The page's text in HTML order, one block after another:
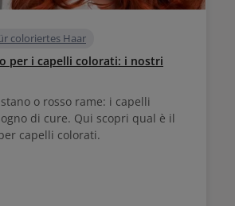
coloriertes Haar
per i capelli colorati: i nostri
o rosso rame: i capelli
di cure. Qui scopri qual è il
capelli colorati.